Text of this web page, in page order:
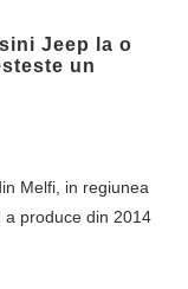
Jeep la o
un
Melfi, in regiunea
a produce din 2014